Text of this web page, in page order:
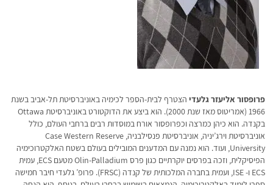
פרופסור אליעזר גלעדיהצטרף לבית-הספר לכימיה באוניברסיטת תל-אביב בשנת
1966 (אמריטוס מאז שנת 2000). הוא ביצע את הדוקטורט באוניברסיטת Ottawa
בקנדה. הוא כיהן כמרצה וכפרופסור אורח במוסדות רבים ברחבי העולם, כולל
אוניברסיטת וירג’יניה, אוניברסיטת פנסילבניה, Case Western Reserve
University, ועוד. הוא נמנה עם המדענים המובילים בעולם בשטח האלקטרוכימיה
הפיסיקלית, וזכה בפרסים יוקרתיים כגון פרס Olin-Palladium מטעם ECS, עמית
ECS ו- ISE, ועמית בחברה המלכותית של קנדה (FRSC). פרופ’ גלעדי חיבר חמישה